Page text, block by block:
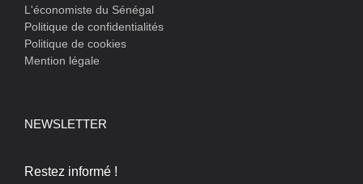
L'économiste du Sénégal
Politique de confidentialités
Politique de cookies
Mention légale
NEWSLETTER
Restez informé !